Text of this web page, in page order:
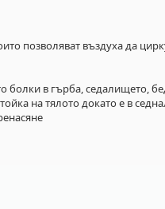
позволяват въздуха да
болки в гърба, седалището,
на тялото докато е в